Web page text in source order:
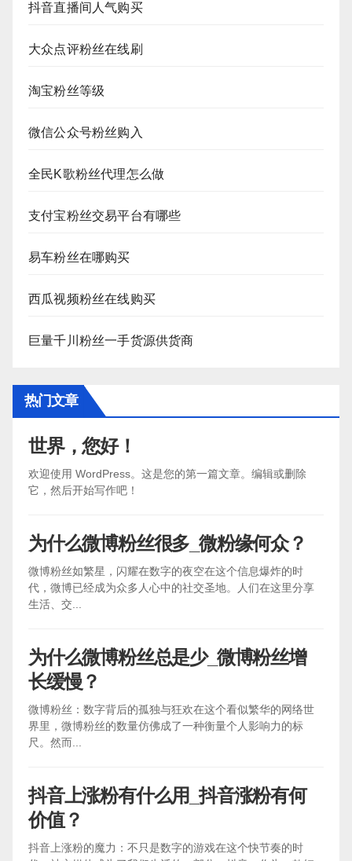
抖音直播间人气购买
大众点评粉丝在线刷
淘宝粉丝等级
微信公众号粉丝购入
全民K歌粉丝代理怎么做
支付宝粉丝交易平台有哪些
易车粉丝在哪购买
西瓜视频粉丝在线购买
巨量千川粉丝一手货源供货商
热门文章
世界，您好！
欢迎使用 WordPress。这是您的第一篇文章。编辑或删除
它，然后开始写作吧！
为什么微博粉丝很多_微粉缘何众？
微博粉丝如繁星，闪耀在数字的夜空在这个信息爆炸的时
代，微博已经成为众多人心中的社交圣地。人们在这里分享
生活、交...
为什么微博粉丝总是少_微博粉丝增
长缓慢？
微博粉丝：数字背后的孤独与狂欢在这个看似繁华的网络世
界里，微博粉丝的数量仿佛成了一种衡量个人影响力的标
尺。然而...
抖音上涨粉有什么用_抖音涨粉有何
价值？
抖音上涨粉的魔力：不只是数字的游戏在这个快节奏的时